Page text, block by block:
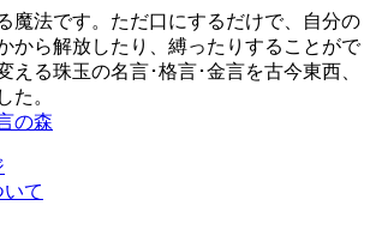
魔法です。ただ口にするだけで、自分の
から解放したり、縛ったりすることがで
える珠玉の名言･格言･金言を古今東西、
た。
の森
て